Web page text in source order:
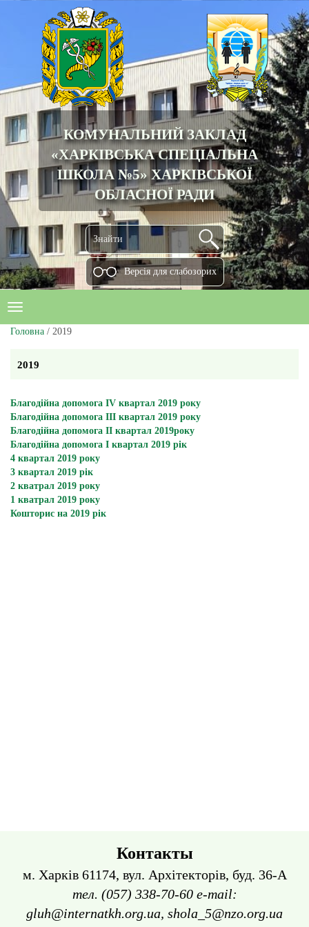
КОМУНАЛЬНИЙ ЗАКЛАД
«ХАРКІВСЬКА СПЕЦІАЛЬНА
ШКОЛА №5» ХАРКІВСЬКОЇ
ОБЛАСНОЇ РАДИ
Версiя для слабозорих
Головна / 2019
2019
Благодійна допомога ІV квартал 2019 року
Благодійна допомога ІІІ квартал 2019 року
Благодійна допомога ІІ квартал 2019року
Благодійна допомога І квартал 2019 рік
4 квартал 2019 року
3 квартал 2019 рік
2 кватрал 2019 року
1 кватрал 2019 року
Кошторис на 2019 рік
Контакты
м. Харків 61174, вул. Архітекторів, буд. 36-А
тел. (057) 338-70-60 e-mail:
gluh@internatkh.org.ua, shola_5@nzo.org.ua